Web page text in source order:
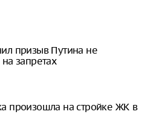
призыв Путина не
запретах
произошла на стройке ЖК в